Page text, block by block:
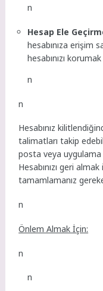
n
Hesap Ele
hesabınıza erişim
hesabınızı
n
n
Hesabınız
talimatları takip
posta veya
Hesabınızı geri
tamamlamanız
n
Önlem Almak İçin:
n
n